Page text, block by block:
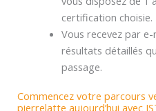
certification choisie.
Vous recevez par
résultats détaillés
passage.
Commencez votre parcours
pierrelatte aujourd’hui avec